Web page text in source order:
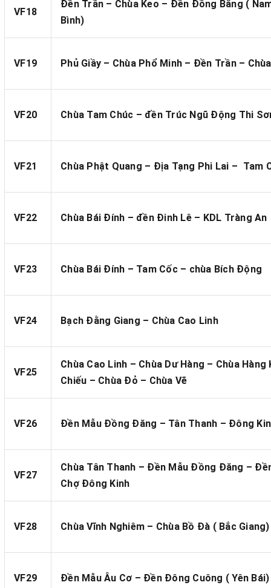
VF18
Đền Trần – Chùa Keo – Đền Đồng Bằng (
Bình)
VF19 Phủ Giầy – Chùa Phổ Minh – Đền Trần –
VF20 Chùa Tam Chúc – đền Trúc Ngũ Động Thi
VF21 Chùa Phật Quang – Địa Tạng Phi Lai – Tam
VF22 Chùa Bái Đính – đền Đinh Lê – KDL Tràng An
VF23 Chùa Bái Đính – Tam Cốc – chùa Bích Động
VF24 Bạch Đằng Giang – Chùa Cao Linh
VF25
Chùa Cao Linh – Chùa Dư Hàng – Chùa Hàng
Chiếu – Chùa Đỏ – Chùa Vẽ
VF26 Đền Mẫu Đồng Đăng – Tân Thanh – Đông
VF27
Chùa Tân Thanh – Đền Mẫu Đồng Đăng –
Chợ Đông Kinh
VF28 Chùa Vĩnh Nghiêm – Chùa Bồ Đà ( Bắc Giang)
VF29 Đền Mẫu Âu Cơ – Đền Đông Cuông ( Yên Bái)